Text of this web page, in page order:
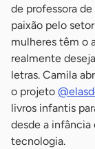
de professora de
paixão pelo
mulheres têm o
realmente
letras. Camila
o projeto
livros infantis
desde a infância
tecnologia.